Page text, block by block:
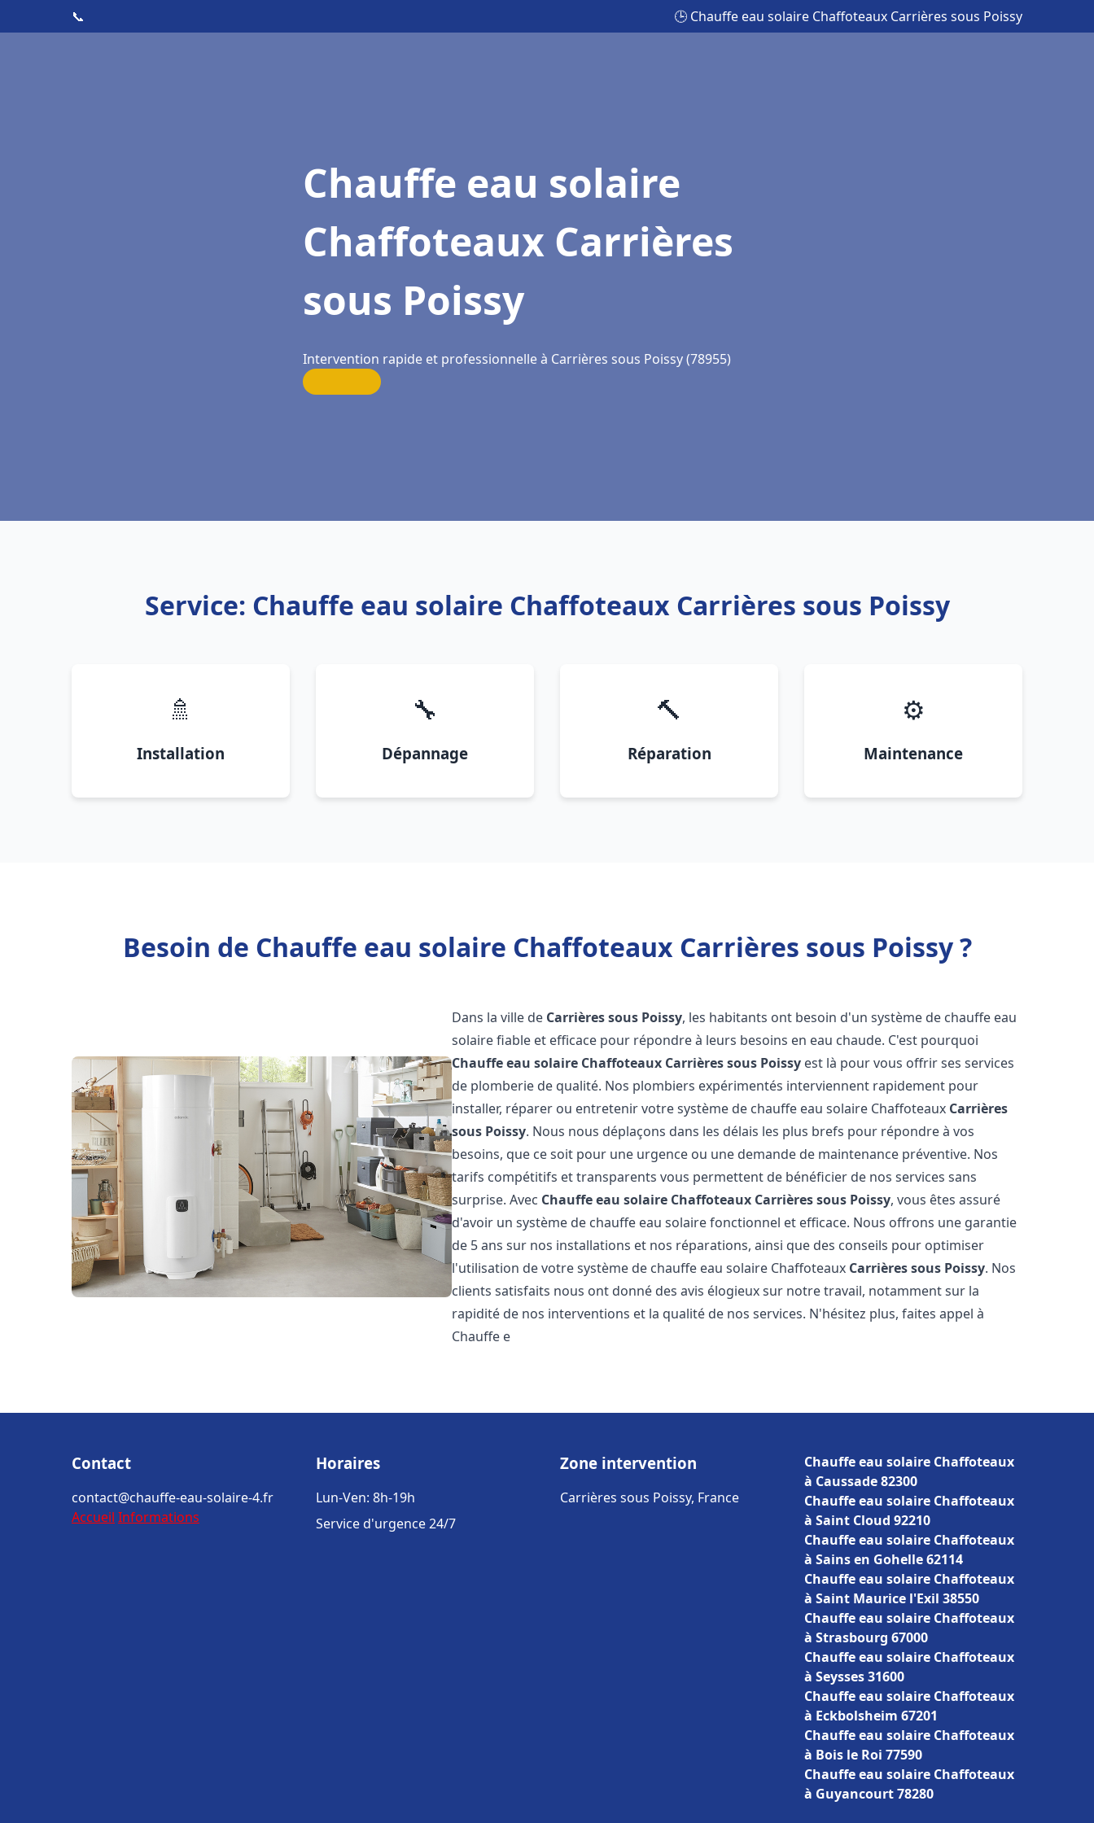
📞 🕒 Chauffe eau solaire Chaffoteaux Carrières sous Poissy
Chauffe eau solaire
Chaffoteaux Carrières
sous Poissy
Intervention rapide et professionnelle à Carrières sous Poissy (78955)
Service: Chauffe eau solaire Chaffoteaux Carrières sous Poissy
🚿
Installation
🔧
Dépannage
🔨
Réparation
⚙️
Maintenance
Besoin de Chauffe eau solaire Chaffoteaux Carrières sous Poissy ?
Dans la ville de Carrières sous Poissy, les habitants ont besoin d'un système de chauffe eau
solaire fiable et efficace pour répondre à leurs besoins en eau chaude. C'est pourquoi
Chauffe eau solaire Chaffoteaux Carrières sous Poissy est là pour vous offrir ses services
de plomberie de qualité. Nos plombiers expérimentés interviennent rapidement pour
installer, réparer ou entretenir votre système de chauffe eau solaire Chaffoteaux Carrières
sous Poissy. Nous nous déplaçons dans les délais les plus brefs pour répondre à vos
besoins, que ce soit pour une urgence ou une demande de maintenance préventive. Nos
tarifs compétitifs et transparents vous permettent de bénéficier de nos services sans
surprise. Avec Chauffe eau solaire Chaffoteaux Carrières sous Poissy, vous êtes assuré
d'avoir un système de chauffe eau solaire fonctionnel et efficace. Nous offrons une garantie
de 5 ans sur nos installations et nos réparations, ainsi que des conseils pour optimiser
l'utilisation de votre système de chauffe eau solaire Chaffoteaux Carrières sous Poissy. Nos
clients satisfaits nous ont donné des avis élogieux sur notre travail, notamment sur la
rapidité de nos interventions et la qualité de nos services. N'hésitez plus, faites appel à
Chauffe e
Contact
contact@chauffe-eau-solaire-4.fr
Accueil Informations
Horaires
Lun-Ven: 8h-19h
Service d'urgence 24/7
Zone intervention
Carrières sous Poissy, France
Chauffe eau solaire Chaffoteaux
à Caussade 82300
Chauffe eau solaire Chaffoteaux
à Saint Cloud 92210
Chauffe eau solaire Chaffoteaux
à Sains en Gohelle 62114
Chauffe eau solaire Chaffoteaux
à Saint Maurice l'Exil 38550
Chauffe eau solaire Chaffoteaux
à Strasbourg 67000
Chauffe eau solaire Chaffoteaux
à Seysses 31600
Chauffe eau solaire Chaffoteaux
à Eckbolsheim 67201
Chauffe eau solaire Chaffoteaux
à Bois le Roi 77590
Chauffe eau solaire Chaffoteaux
à Guyancourt 78280